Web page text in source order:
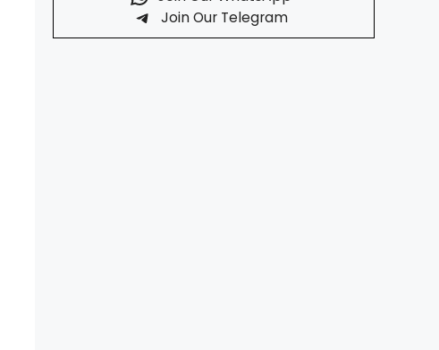
Join Our Telegram